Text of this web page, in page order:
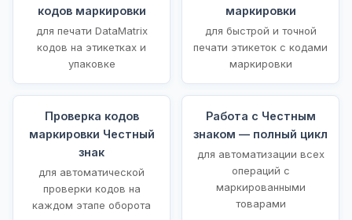
кодов маркировки
для печати DataMatrix
кодов на этикетках и
упаковке
маркировки
для быстрой и точной
печати этикеток с кодами
маркировки
Проверка кодов
маркировки Честный
знак
для автоматической
проверки кодов на
каждом этапе оборота
Работа с Честным
знаком — полный цикл
для автоматизации всех
операций с
маркированными
товарами